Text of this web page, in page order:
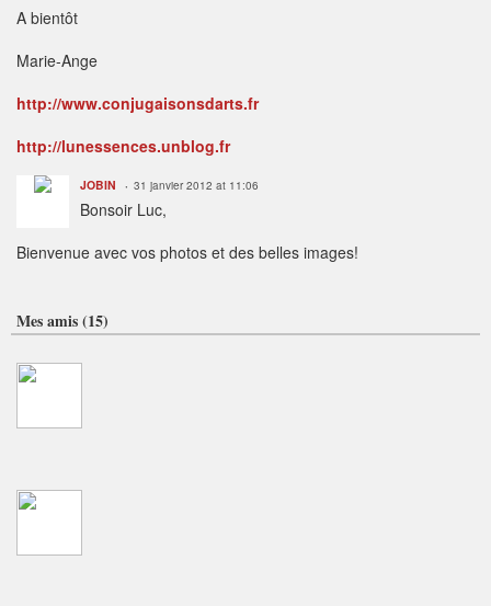
A bientôt
Marie-Ange
http://www.conjugaisonsdarts.fr
http://lunessences.unblog.fr
JOBIN 31 janvier 2012 at 11:06
Bonsoir Luc,
Bienvenue avec vos photos et des belles images!
Mes amis (15)